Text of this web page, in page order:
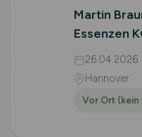
Martin
Essenzen
26.04.2026
Hannover
Vor Ort